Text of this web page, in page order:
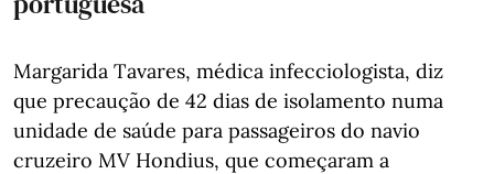
Margarida Tavares, médica infecciologista, diz
que precaução de 42 dias de isolamento numa
unidade de saúde para passageiros do navio
cruzeiro MV Hondius, que começaram a